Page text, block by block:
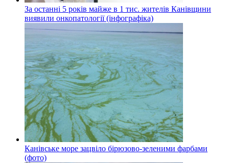
За останні 5 років майже в 1 тис. жителів Канівщини
виявили онкопатології (інфографіка)
Канівське море зацвіло бірюзово-зеленими фарбами
(фото)